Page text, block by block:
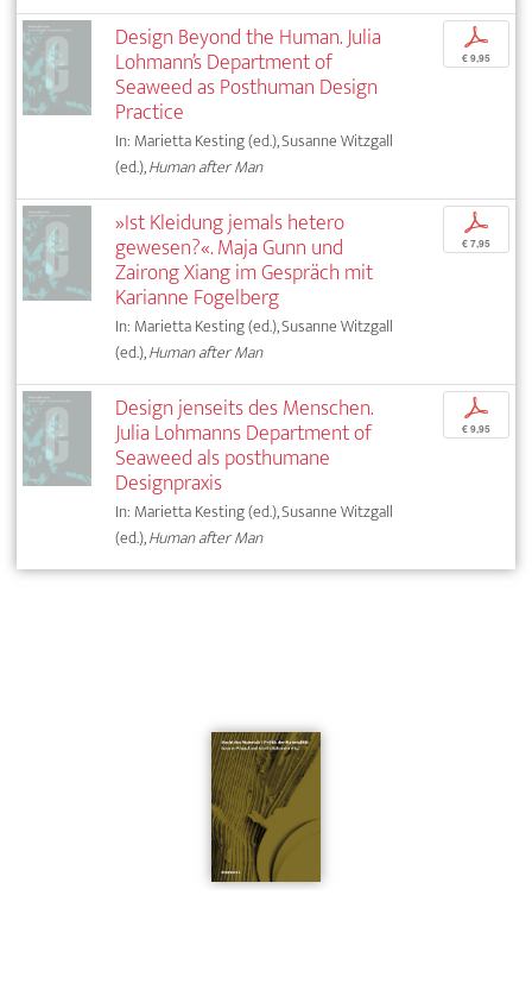
Design Beyond the Human. Julia
Lohmann’s Department of
Seaweed as Posthuman Design
Practice
In: Marietta Kesting (ed.), Susanne Witzgall
(ed.),Human after Man
p
€ 9,95
»Ist Kleidung jemals hetero
gewesen?«. Maja Gunn und
Zairong Xiang im Gespräch mit
Karianne Fogelberg
In: Marietta Kesting (ed.), Susanne Witzgall
(ed.),Human after Man
p
€ 7,95
Design jenseits des Menschen.
Julia Lohmanns Department of
Seaweed als posthumane
Designpraxis
In: Marietta Kesting (ed.), Susanne Witzgall
(ed.),Human after Man
p
€ 9,95